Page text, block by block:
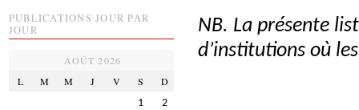
NB. La présente
d’institutions où
PUBLICATIONS JOUR PAR
JOUR
AOÛT 2026
L
M M J V S D
1
2